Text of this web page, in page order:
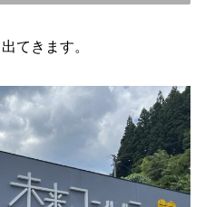
てきます。